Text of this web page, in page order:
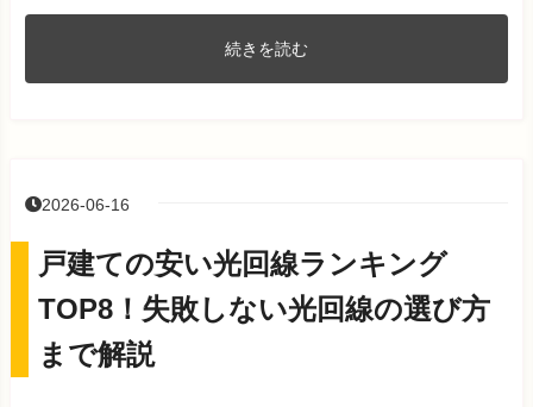
続きを読む
2026-06-16
戸建ての安い光回線ランキング
TOP8！失敗しない光回線の選び方
まで解説